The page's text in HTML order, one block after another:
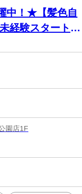
中！★【髪色自
経験スタートが
園店1F